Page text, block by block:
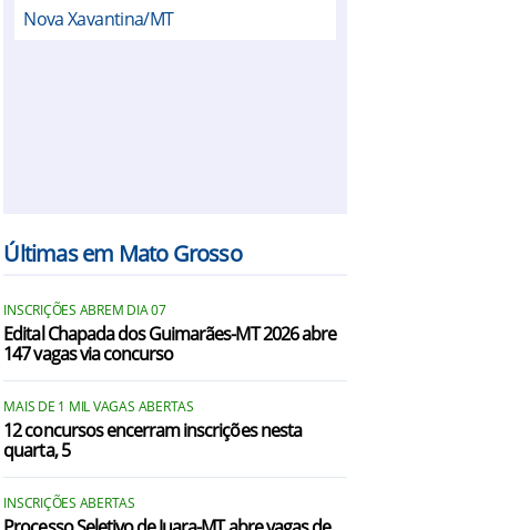
Nova Xavantina/MT
Últimas em Mato Grosso
INSCRIÇÕES ABREM DIA 07
Edital Chapada dos Guimarães-MT 2026 abre
147 vagas via concurso
MAIS DE 1 MIL VAGAS ABERTAS
12 concursos encerram inscrições nesta
quarta, 5
INSCRIÇÕES ABERTAS